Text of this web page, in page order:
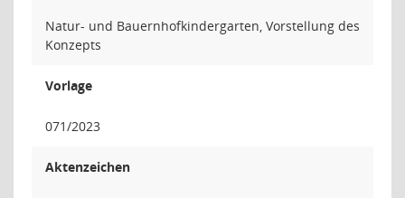
Natur- und Bauernhofkindergarten, Vorstellung des
Konzepts
Vorlage
071/2023
Aktenzeichen